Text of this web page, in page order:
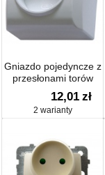
Gniazdo pojedyncze z
przesłonami torów
12,01 zł
2 warianty